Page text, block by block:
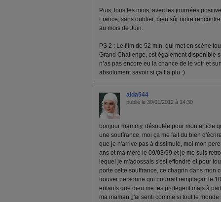
Puis, tous les mois, avec les journées
France, sans oublier, bien sûr notre
au mois de Juin.
PS 2 : Le film de 52 min. qui met en scène
Grand Challenge, est également disponible
n’as pas encore eu la chance de le voir et
absolument savoir si ça t’a plu :)
aida544
publié le 30/01/2012 à 14:30
bonjour mammy, désoulée pour mon article
une souffrance, moi ça me fait du bien
que je n'arrive pas à dissimulé, moi mon
ans et ma mere le 09/03/99 et je me suis
lequel je m'adossais s'est effondré et pour
porte cette souffrance, ce chagrin dans mon
trouver personne qui pourrait remplaçait le
enfants que dieu me les protegent mais à
ma maman ,j'ai senti comme si tout le